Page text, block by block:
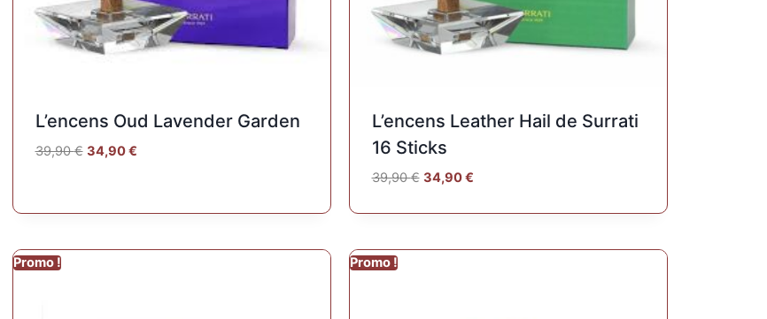
L’encens Oud Lavender Garden
39,90€ 34,90€
L’encens Leather Hail de Surrati
16 Sticks
39,90€ 34,90€
Promo ! Promo !